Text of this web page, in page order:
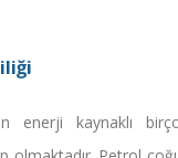
enerji kaynaklı